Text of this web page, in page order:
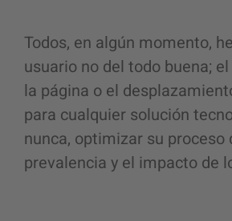
Todos, en algún momento,
usuario no del todo buena;
la página o el
para cualquier solución
nunca, optimizar su proceso
prevalencia y el impacto de